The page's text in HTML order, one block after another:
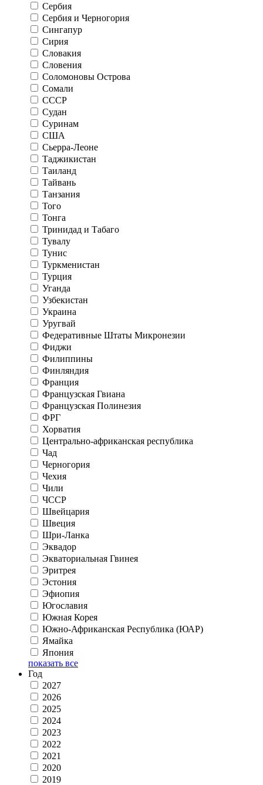
Сербия
Сербия и Черногория
Сингапур
Сирия
Словакия
Словения
Соломоновы Острова
Сомали
СССР
Судан
Суринам
США
Сьерра-Леоне
Таджикистан
Таиланд
Тайвань
Танзания
Того
Тонга
Тринидад и Табаго
Тувалу
Тунис
Туркменистан
Турция
Уганда
Узбекистан
Украина
Уругвай
Федеративные Штаты Микронезии
Фиджи
Филиппины
Финляндия
Франция
Французская Гвиана
Французская Полинезия
ФРГ
Хорватия
Центрально-африканская республика
Чад
Черногория
Чехия
Чили
ЧССР
Швейцария
Швеция
Шри-Ланка
Эквадор
Экваториальная Гвинея
Эритрея
Эстония
Эфиопия
Югославия
Южная Корея
Южно-Африканская Республика (ЮАР)
Ямайка
Япония
показать все
Год
2027
2026
2025
2024
2023
2022
2021
2020
2019